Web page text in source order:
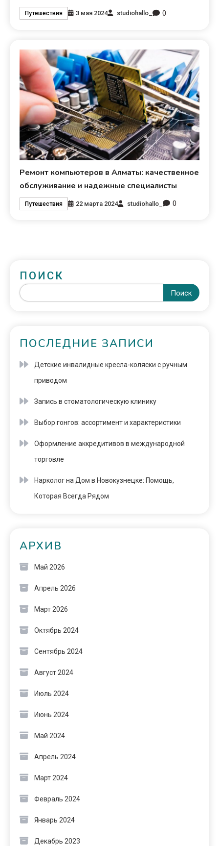
Путешествия 3 мая 2024 studiohallo_ 0
Ремонт компьютеров в Алматы: качественное
обслуживание и надежные специалисты
Путешествия 22 марта 2024 studiohallo_ 0
ПОИСК
Поиск
ПОСЛЕДНИЕ ЗАПИСИ
Детские инвалидные кресла-коляски с ручным
приводом
Запись в стоматологическую клинику
Выбор гонгов: ассортимент и характеристики
Оформление аккредитивов в международной
торговле
Нарколог на Дом в Новокузнецке: Помощь,
Которая Всегда Рядом
АРХИВ
Май 2026
Апрель 2026
Март 2026
Октябрь 2024
Сентябрь 2024
Август 2024
Июль 2024
Июнь 2024
Май 2024
Апрель 2024
Март 2024
Февраль 2024
Январь 2024
Декабрь 2023